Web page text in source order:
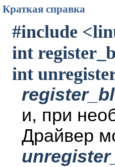
Краткая справка
#include
int
int
и, при
Драйвер